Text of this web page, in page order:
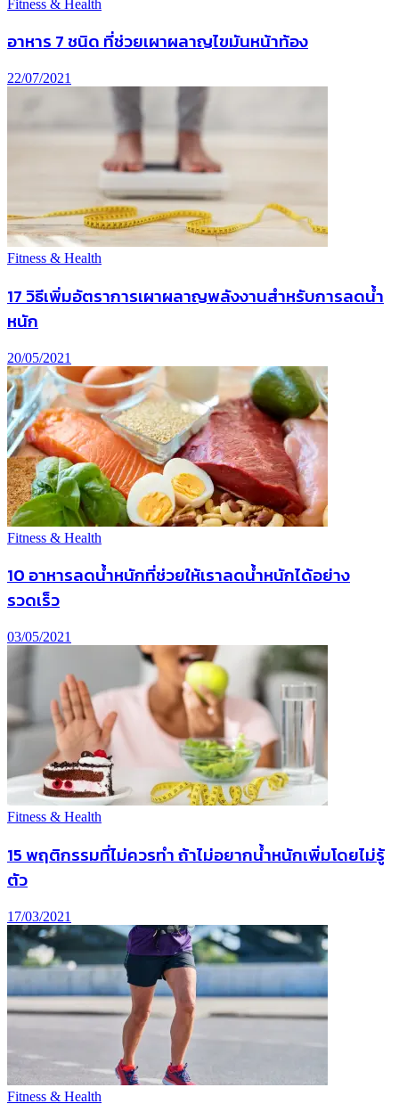
Fitness & Health
อาหาร 7 ชนิด ที่ช่วยเผาผลาญไขมันหน้าท้อง
22/07/2021
Fitness & Health
17 วิธีเพิ่มอัตราการเผาผลาญพลังงานสำหรับการลดน้ำ
หนัก
20/05/2021
Fitness & Health
10 อาหารลดน้ำหนักที่ช่วยให้เราลดน้ำหนักได้อย่าง
รวดเร็ว
03/05/2021
Fitness & Health
15 พฤติกรรมที่ไม่ควรทำ ถ้าไม่อยากน้ำหนักเพิ่มโดยไม่รู้
ตัว
17/03/2021
Fitness & Health